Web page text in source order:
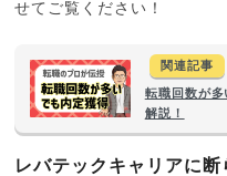
せてご覧ください！
関連記事
転職回数が
解説！
レバテックキャリアに